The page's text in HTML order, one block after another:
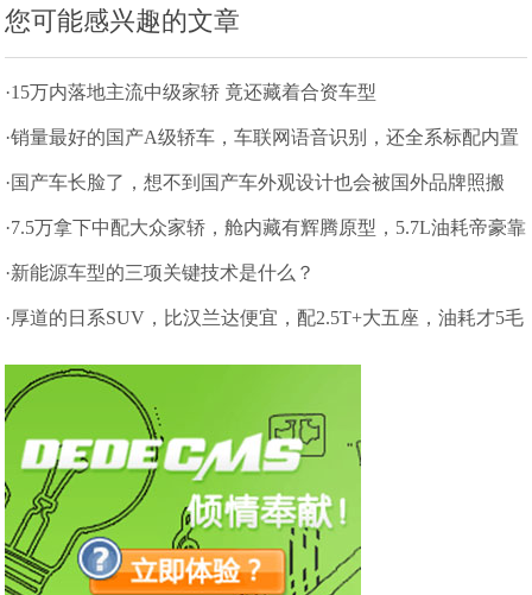
您可能感兴趣的文章
·15万内落地主流中级家轿 竟还藏着合资车型
·销量最好的国产A级轿车，车联网语音识别，还全系标配内置
照相机
·国产车长脸了，想不到国产车外观设计也会被国外品牌照搬
了
·7.5万拿下中配大众家轿，舱内藏有辉腾原型，5.7L油耗帝豪靠
边站
·新能源车型的三项关键技术是什么？
·厚道的日系SUV，比汉兰达便宜，配2.5T+大五座，油耗才5毛
多